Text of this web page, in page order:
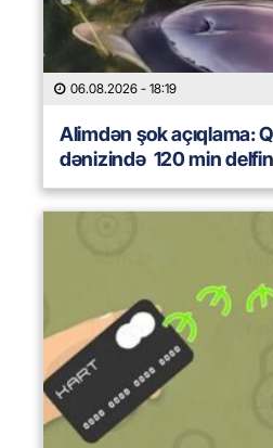
06.08.2026 - 18:19
Alimdən şok açıqlama:
dənizində 120 min